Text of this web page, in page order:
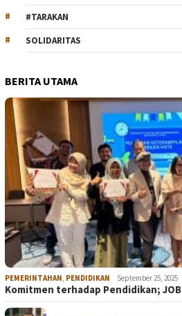
#TARAKAN
SOLIDARITAS
BERITA UTAMA
PEMERINTAHAN PENDIDIKAN September 25, 2025
Komitmen terhadap Pendidikan;